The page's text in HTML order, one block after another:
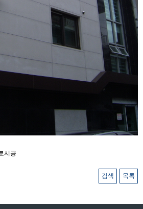
시공
검색 목록